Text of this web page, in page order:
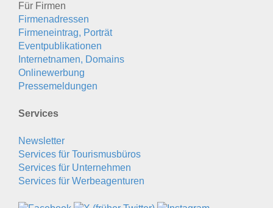
Für Firmen
Firmenadressen
Firmeneintrag, Porträt
Eventpublikationen
Internetnamen, Domains
Onlinewerbung
Pressemeldungen
Services
Newsletter
Services für Tourismusbüros
Services für Unternehmen
Services für Werbeagenturen